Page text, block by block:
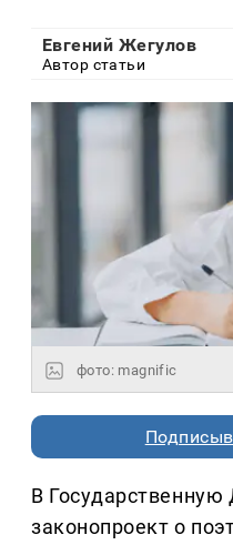
Евгений Жегулов
Автор статьи
фото: magnific
В Государственную
законопроект о